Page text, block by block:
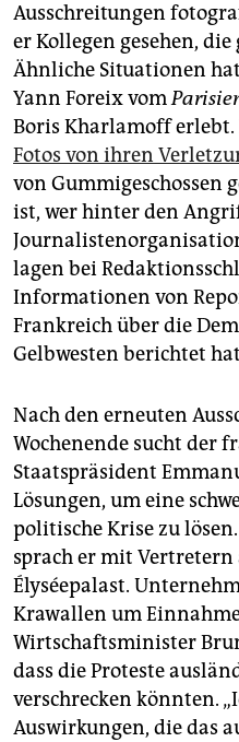
Ausschreitungen
er Kollegen gesehen,
Ähnliche Situationen
Yann Foreix vom
Boris Kharlamoff
Fotos von ihren
von Gummigeschossen
ist, wer hinter den
lagen bei
Informationen von
Frankreich über die
Gelbwesten berichtet
Nach den erneuten
Wochenende sucht der
Staatspräsident
Lösungen, um eine
politische Krise zu
sprach er mit
Élyséepalast.
Krawallen um
Wirtschaftsminister
dass die Proteste
verschrecken könnten.
Auswirkungen, die das